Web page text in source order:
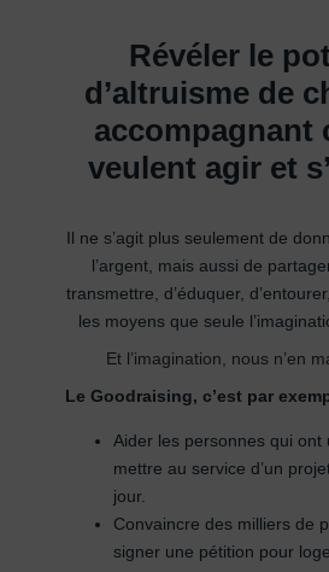
Révéler le
d’altruisme de
accompagnant
veulent agir et
Il ne s’agit plus seulement de
l’argent, mais aussi de
transmettre, d’éduquer,
les moyens que seule
Et l’imagination, nous n’en
Le Goodraising, c’est par
Aider les personnes qui ont
mettre au service d’un
jour.
Convaincre des milliers de
signer une pétition pour